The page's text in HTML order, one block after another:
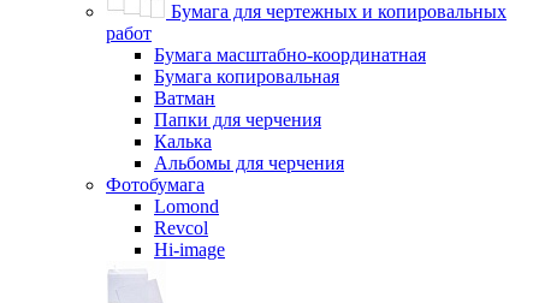
Бумага для чертежных и копировальных
работ
Бумага масштабно-координатная
Бумага копировальная
Ватман
Папки для черчения
Калька
Альбомы для черчения
Фотобумага
Lomond
Revcol
Hi-image